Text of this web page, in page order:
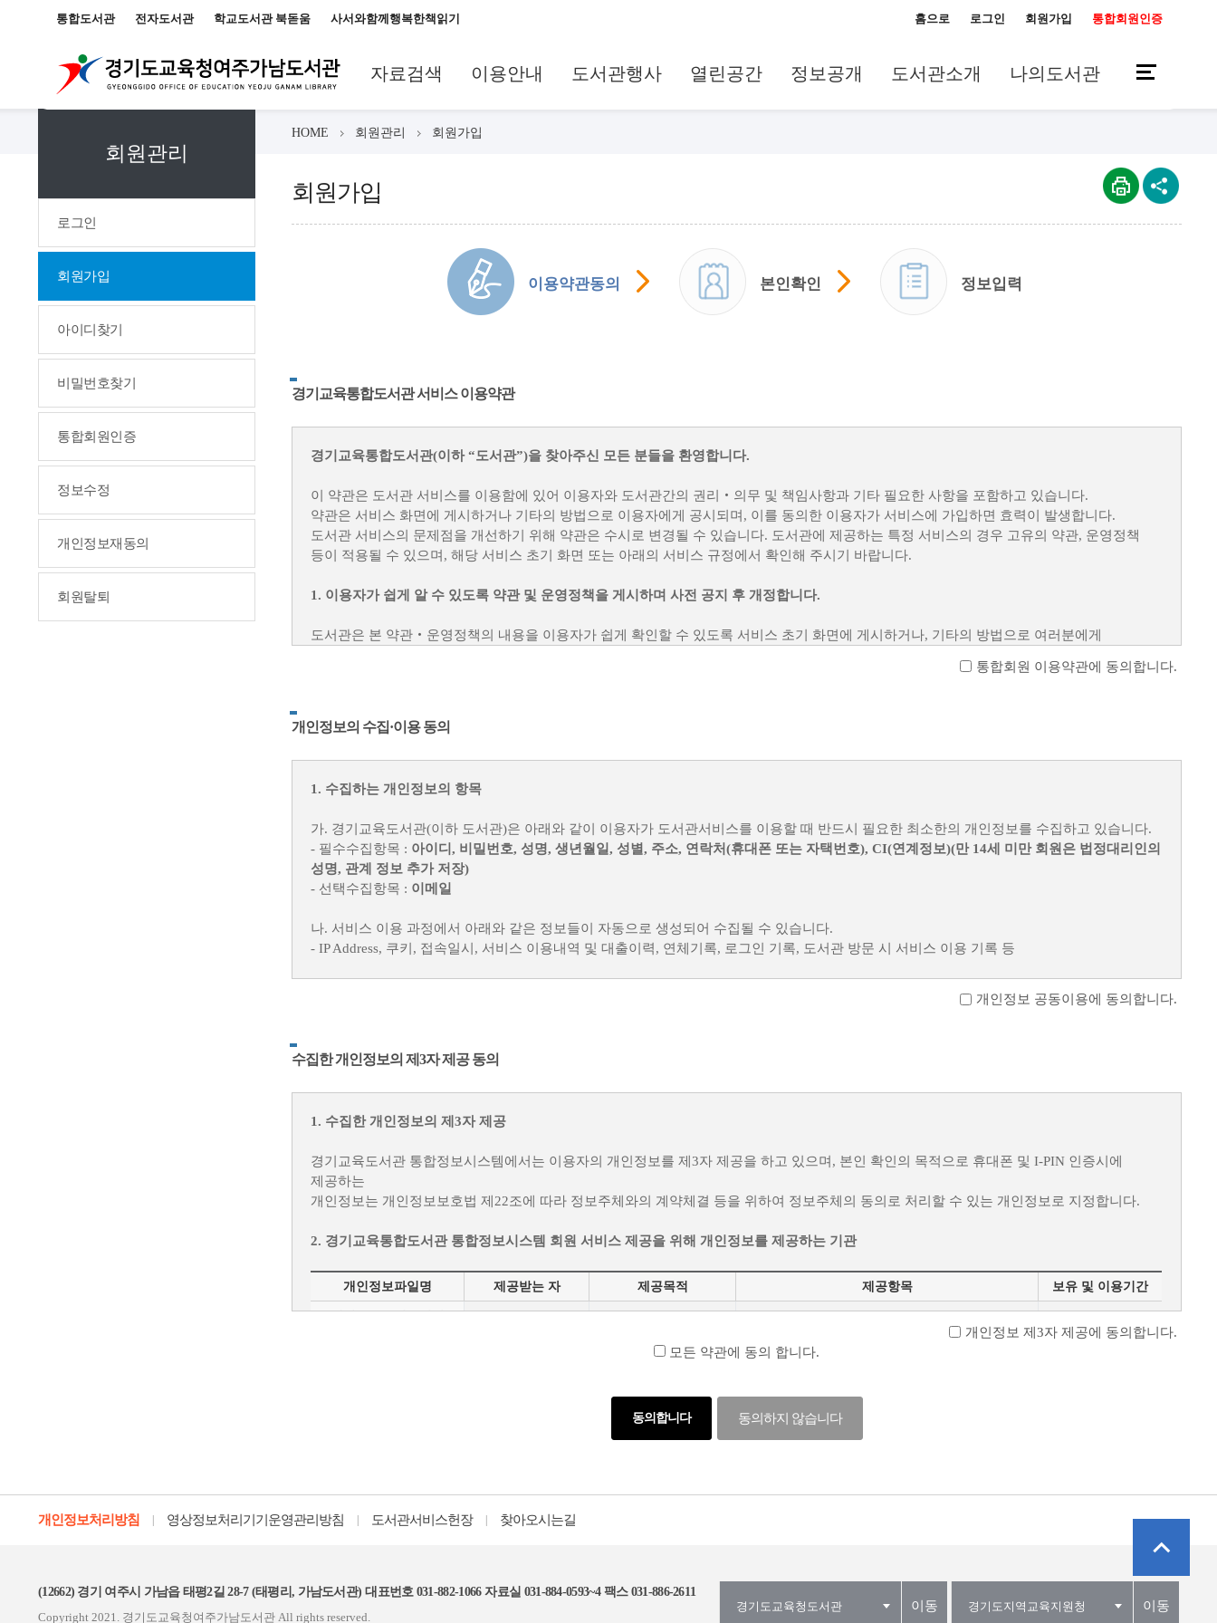
통합도서관 전자도서관 학교도서관 북돋움 사서와함께행복한책읽기 홈으로 로그인 회원가입 통합회원인증
자료검색 이용안내 도서관행사 열린공간 정보공개 도서관소개 나의도서관
HOME 회원관리 회원가입
회원관리
로그인
회원가입
아이디찾기
비밀번호찾기
통합회원인증
정보수정
개인정보재동의
회원탈퇴
회원가입
이용약관동의 본인확인 정보입력
경기교육통합도서관 서비스 이용약관
경기교육통합도서관(이하 “도서관”)을 찾아주신 모든 분들을 환영합니다.
이 약관은 도서관 서비스를 이용함에 있어 이용자와 도서관간의 권리‧의무 및 책임사항과 기타 필요한 사항을 포함하고 있습니다.
약관은 서비스 화면에 게시하거나 기타의 방법으로 이용자에게 공시되며, 이를 동의한 이용자가 서비스에 가입하면 효력이 발생합니다.
도서관 서비스의 문제점을 개선하기 위해 약관은 수시로 변경될 수 있습니다. 도서관에 제공하는 특정 서비스의 경우 고유의 약관, 운영정책
등이 적용될 수 있으며, 해당 서비스 초기 화면 또는 아래의 서비스 규정에서 확인해 주시기 바랍니다.
1. 이용자가 쉽게 알 수 있도록 약관 및 운영정책을 게시하며 사전 공지 후 개정합니다.
도서관은 본 약관‧운영정책의 내용을 이용자가 쉽게 확인할 수 있도록 서비스 초기 화면에 게시하거나, 기타의 방법으로 여러분에게
도서관이 필요하다고 인정되는 경우, 관련 법령을 위배하지 않는 범위 내에서 약관의 내용이 변경될 수 있습니다.
또한, 이용자가 변경된 약관에 동의하지 않을 경우 서비스 이용을 중단하고 가입을 취소할 수 있습니다. 계속 사용하는 경우에는 약관 변경에
2. 이용자가 제공한 콘텐츠를 소중히 다룰 것입니다.
도서관에 게재된 이용자의 콘텐츠(게시물)는 저작권법 등 관련 법령에서 정하는 바에 따라 도서관 서비스 내 노출, 서비스 홍보를 위한 활용,
서비스 운영·개선 및 새로운 서비스 개발을 위한 연구, 웹 접근성 등 법률상 의무 준수, 외부 사이트에서의 검색, 수집 및 링크 허용을 위해
제한적으로 이용 될 것입니다.
도서관은 서비스의 원활한 제공을 위하여 이용자가 동의한 목적과 범위 내에서만 개인정보를 수집·이용하며, 개인정보 보호 관련 법령에 따라
이용이 제한될 수 있습니다.
4. 타인의 권리를 존중해 주세요.
이용자가 무심코 게재한 게시물로 인해 타인의 저작권이 침해되거나 명예훼손 등 권리 침해가 발생할 수 있으므로 각별한 주의가 필요합니다.
5. 서비스 이용을 제한할 경우 합리적인 절차를 준수합니다.
도서관은 이용자가 게재한 게시물이 관련 법령, 본 약관, 게시물 운영정책, 기타 운영정책 등에 위배되는 경우, 이를 비공개 또는 삭제
처리하거나 게재를 거부할 수 있습니다. 또한, 도서관 서비스 이용을 일부 또는 전부, 일시 또는 영구히 정지시키는 등 그 이용을 제한하거나
이용을 해지할 수 있습니다. 다만, 이것이 도서관이 모든 콘텐츠를 검토할 의무가 있다는 것을 의미하지는 않습니다.
6. 언제든지 도서관 서비스 이용을 해지 할 수 있습니다.
이용자는 언제든지 도서관 서비스 이용을 해지할 수 있으며, 이 경우 도서관은 관련 규정 등이 정하는 바에 따라 이를 처리합니다.
통신두절, 서비스 운영 또는 개선을 위해 필요성이 있는 경우 부득이 서비스의 전부 또는 일부를 수정, 변경,중단, 종료할 수 있으며 관련 법령에
특별한 규정이 없는 한 별도의 보상을 하지 않습니다.
예측 가능한 경우는 사전에 이를 안내하며, 예측 불가능한 경우에는 사후 지체 없이 상세히 설명하고 안내 드리겠습니다.
이 약관‧규정에 명시되지 않은 사항에 대해서는 대한민국의 관련 법령과 상관습에 의합니다.
통합회원 이용약관에 동의합니다.
개인정보의 수집·이용 동의
1. 수집하는 개인정보의 항목
가. 경기교육도서관(이하 도서관)은 아래와 같이 이용자가 도서관서비스를 이용할 때 반드시 필요한 최소한의 개인정보를 수집하고 있습니다.
- 필수수집항목 : 아이디, 비밀번호, 성명, 생년월일, 성별, 주소, 연락처(휴대폰 또는 자택번호), CI(연계정보)(만 14세 미만 회원은 법정대리인의
성명, 관계 정보 추가 저장)
- 선택수집항목 : 이메일
나. 서비스 이용 과정에서 아래와 같은 정보들이 자동으로 생성되어 수집될 수 있습니다.
- IP Address, 쿠키, 접속일시, 서비스 이용내역 및 대출이력, 연체기록, 로그인 기록, 도서관 방문 시 서비스 이용 기록 등
기록보존, 불만처리 등 민원처리, 고지사항 전달, 도서관 행사 안내
3. 개인정보의 보유 및 이용기간
- 웹 회원의 개인정보는 본인의 탈퇴 요청에 의해 탈퇴 처리 되는 경우외가입일로부터 2년 동안 보유 및 이용하게 되며, 수집 및 이용목적이
개인정보 수집‧이용에 관한 동의를 하지 않은 회원의 경우는 회원의 개인정보를 지체 없이 삭제 처리합니다.
4. 정보주체의 권리
가. 도서관 회원은 자신의 개인정보 처리와 관련하여 아래와 같은 권리를 가집니다.
- 개인정보의 처리로 인하여 발생한 피해를 신속하고 공정한 절차에 따라 구제받을 권리
[동의거부권 및 동의 거부에 따른 불이익]
개인정보 공동이용에 동의합니다.
수집한 개인정보의 제3자 제공 동의
1. 수집한 개인정보의 제3자 제공
경기교육도서관 통합정보시스템에서는 이용자의 개인정보를 제3자 제공을 하고 있으며, 본인 확인의 목적으로 휴대폰 및 I-PIN 인증시에
제공하는
개인정보는 개인정보보호법 제22조에 따라 정보주체와의 계약체결 등을 위하여 정보주체의 동의로 처리할 수 있는 개인정보로 지정합니다.
2. 경기교육통합도서관 통합정보시스템 회원 서비스 제공을 위해 개인정보를 제공하는 기관
개인정보파일명 제공받는 자 제공목적 제공항목 보유 및 이용기간
이메일(선택사항), 대출·반납서비스 이용정보
탈퇴시까지
정보주체는 개인정보의 제3자 제공에 대한 동의를 거부할 수 있으며, 동의 거부 시 회원가입이 불가능합니다.
개인정보 제3자 제공에 동의합니다.
모든 약관에 동의 합니다.
동의합니다 동의하지 않습니다
개인정보처리방침 | 영상정보처리기기운영관리방침 | 도서관서비스헌장 | 찾아오시는길
(12662) 경기 여주시 가남읍 태평2길 28-7 (태평리, 가남도서관) 대표번호 031-882-1066 자료실 031-884-0593~4 팩스 031-886-2611
Copyright 2021. 경기도교육청여주가남도서관 All rights reserved.
경기도교육청도서관 이동 경기도지역교육지원청 이동